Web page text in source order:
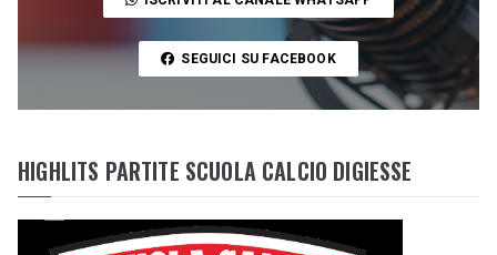
SEGUICI SU FACEBOOK
HIGHLITS PARTITE SCUOLA CALCIO DIGIESSE